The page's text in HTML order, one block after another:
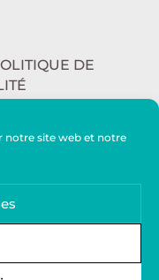
notre site web et notre
DE